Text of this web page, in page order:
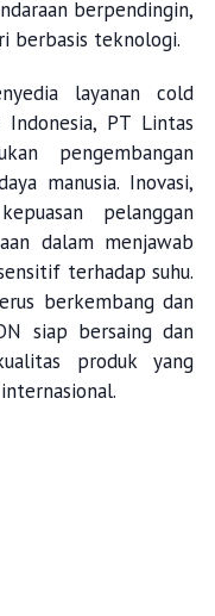
berpendingin,
berbasis teknologi.
layanan cold
PT Lintas
pengembangan
manusia. Inovasi,
pelanggan
dalam menjawab
terhadap suhu.
berkembang dan
siap bersaing dan
produk yang